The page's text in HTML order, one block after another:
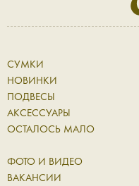
СУМКИ
НОВИНКИ
ПОДВЕСЫ
АКСЕССУАРЫ
ОСТАЛОСЬ МАЛО
ФОТО И ВИДЕО
ВАКАНСИИ